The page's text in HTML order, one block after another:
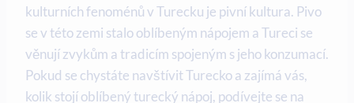
kulturních fenoménů v Turecku je pivní kultura. Pivo
se v této zemi stalo oblíbeným nápojem a Tureci se
věnují zvykům a tradicím spojeným s jeho konzumací.
Pokud se chystáte navštívit Turecko a zajímá vás,
kolik stojí oblíbený turecký nápoj, podívejte se na